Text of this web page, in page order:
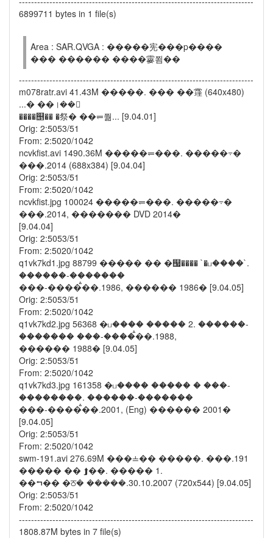
6899711 bytes in 1 file(s)
Area : SAR.QVGA : �����宪���p����
��� ������ ����䨫쬠��
-----------------------------------------------------------------------------
m078ratr.avi 41.43M �����. ��� ��䨪 (640x480)
...� ��।��񭭮
����஥�� �祭� ��⥫쭮... [9.04.01]
Orig: 2:5053/51
From: 2:5020/1042
ncvkfist.avi 1490.36M �����⥫���. �����⨪�
���.2014 (688x384) [9.04.04]
Orig: 2:5053/51
From: 2:5020/1042
ncvkfist.jpg 100024 �����⥫���. �����⨪�
���.2014, ������� DVD 2014�
[9.04.04]
Orig: 2:5053/51
From: 2:5020/1042
q1vk7kd1.jpg 88799 ����� �� �஧���� `�ப����`.
������-�������
���-����ࠫ��.1986, ������ 1986� [9.04.05]
Orig: 2:5053/51
From: 2:5020/1042
q1vk7kd2.jpg 56368 �ப���� ����� 2. ������-
������� ���-����ࠫ��.1988,
������ 1988� [9.04.05]
Orig: 2:5053/51
From: 2:5020/1042
q1vk7kd3.jpg 161358 �ப���� ����� � ���-
��������. ������-�������
���-����ࠫ��.2001, (Eng) ������ 2001�
[9.04.05]
Orig: 2:5053/51
From: 2:5020/1042
swm-191.avi 276.69M ���⫨�� �����. ���.191
����� �� ⮭��. ����� 1.
��⮢�� �ਠ� �����.30.10.2007 (720x544) [9.04.05]
Orig: 2:5053/51
From: 2:5020/1042
-----------------------------------------------------------------------------
1808.87M bytes in 7 file(s)